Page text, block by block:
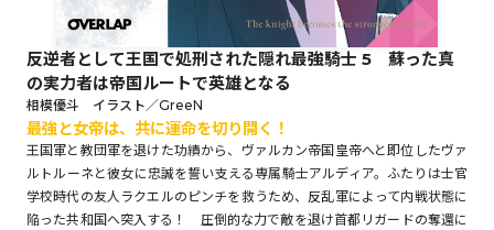
コミッククリエ
リキューレ
反逆者として王国で処刑された隠れ最強騎士 5 蘇った真
の実力者は帝国ルートで英雄となる
相模優斗 イラスト／GreeN
最強と女帝は、共に運命を切り開く！
王国軍と教団軍を退けた功績から、ヴァルカン帝国皇帝へと即位したヴァ
ルトルーネと彼女に忠誠を誓い支える専属騎士アルディア。ふたりは士官
学校時代の友人ラクエルのピンチを救うため、反乱軍によって内戦状態に
陥った共和国へ突入する！ 圧倒的な力で敵を退け首都リガードの奪還に